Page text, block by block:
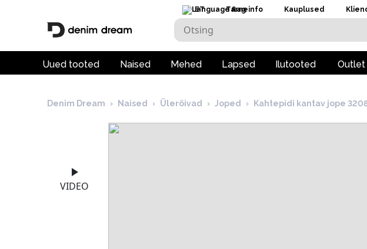
ET Tarneinfo Kauplused
Uued tooted Naised Mehed Lapsed Ilutooted Outlet
Denim Dream › Naised › Ülerõivad › Joped › Kahtepidi kantav jope
VIDEO